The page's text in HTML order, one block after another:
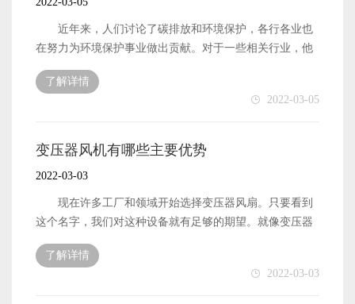
压器风机也是我们选择较多的设备形式。如果找不到合适
的离心风机，还可以考虑风机设备的其他功能。它不仅可
以满足他们的一般需求，还可以缩短每个人的选择过程，
要特点 很多行业之所以使用离心风机，是因为这种风
机可以对应多个行业，可以根据需要提高叶轮的转速，从
求。与传统风机相比，变压器风机在整体上发挥了更大的
作用。 因此，在选择变压器风机时，我们应该更加注
意它。在明确这些必要的先决条件后，你可以做出更合
适、更正确的选择。更重要的是，它可以帮助您消除选择
此外，当你选择变压器风机时，你也应该考虑设备的功率
和规模，这也是满足你的需要的必要过程。 变压器风
机怎么样 事实上，除了变压器风机，还有许多其他风
多的设备形式。如果找不到合适的变压器风机，还可以考
虑风机设备的其他功能。它不仅可以满足他们的一般需
要的选择体验。 变压器风机的特性 很多行业之所
以使用变压器风机，是因为这种风机可以对应多个行业，
可以根据需要提高叶轮的转速，从而进一步提高风机的排
气和冷却效果。特别是对于那些面积大的工厂，越来越需
要使用这种设备来满足相应的需求。与传统风机相比，变
选择 在选择变压器风机时，我们应该首先看到工作区
域离屋顶有多高。有些工厂的屋顶相对较高。在这种情况
近年来，人们讨论了碳排放和环境保护，各行各业也
在努力为环境保护事业做出贡献。对于一些相关行业，他
们必须推出新产品，以适应环保行业的发展。例如，变压
器风机是更适合新时代的环保产品，也成为许多工厂的首
选。 变压器风机如何引领未来 对于这类产品，我
罐风扇。尤其是那些制造商，如果目前的生产条件不能满
风机设备，相关要求很快就能得到满足，因此它已逐渐成
为引领未来的存在。 变压器风机的价格贵吗 变压
器风机产品正变得越来越普遍，它确实解决了用户的许多
变压器风机是否昂贵。毕竟，这与他们的选择直接相关，
也可以让他们知道自己的选择是否具有成本效益。 为
了解详情
2022-03-05
变压器风机有哪些主要优势
2022-03-03
现在许多工厂和领域开始选择变压器风扇。只要看到
这个名字，我们对这种设备就有足够的期望。就像变压器
列车一样，它给人一种科技感。变压器风扇的确如此。它
可以通过磁场悬浮在轴承上，同时起到相应的作用。它不
仅使用效率高，而且不需要后期维护。受到用户的广泛欢
了解详情
2022-03-03